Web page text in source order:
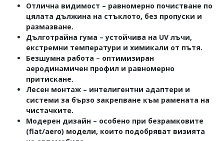
Отлична видимост – равномерно почистване по
цялата дължина на стъклото, без пропуски и
размазване.
Дълготрайна гума – устойчива на UV лъчи,
екстремни температури и химикали от пътя.
Безшумна работа – оптимизиран
аеродинамичен профил и равномерно
притискане.
Лесен монтаж – интелигентни адаптери и
системи за бързо закрепване към рамената на
чистачките.
Модерен дизайн – особено при безрамковите
(flat/aero) модели, които подобряват визията